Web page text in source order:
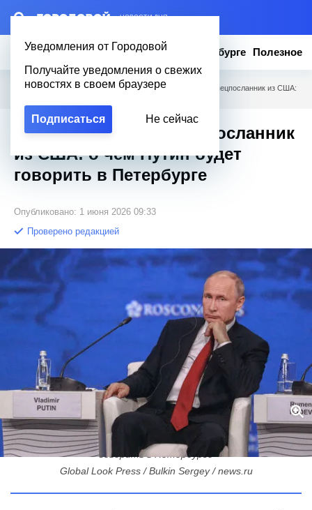
– НОВОСТИ ДНЯ
Уведомления от Городовой
Получайте уведомления о свежих
новостях в своем браузере
Подписаться Не сейчас
Новости Эксклюзив Вопросы о Петербурге Полезное
Городовой Новости Петербурга / Прагматизм, ИИ и спецпосланник из США:
Прагматизм, ИИ и спецпосланник
из США: о чем Путин будет
говорить в Петербурге
Опубликовано: 1 июня 2026 09:33
Проверено редакцией
Прагматизм, ИИ и спецпосланник из США: о чем Путин будет
говорить в Петербурге
Global Look Press / Bulkin Sergey / news.ru